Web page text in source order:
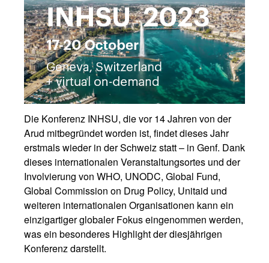
Die Konferenz INHSU, die vor 14 Jahren von der
Arud mitbegründet worden ist, findet dieses Jahr
erstmals wieder in der Schweiz statt – in Genf. Dank
dieses internationalen Veranstaltungsortes und der
Involvierung von WHO, UNODC, Global Fund,
Global Commission on Drug Policy, Unitaid und
weiteren internationalen Organisationen kann ein
einzigartiger globaler Fokus eingenommen werden,
was ein besonderes Highlight der diesjährigen
Konferenz darstellt.